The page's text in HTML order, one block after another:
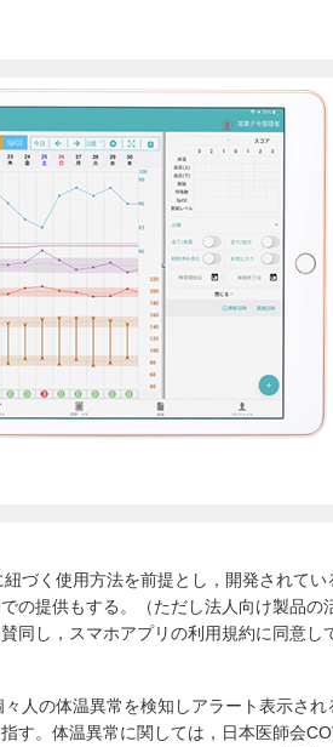
づく使用方法を前提とし，開発されてい
の提供もする。（ただし法人向け製品の
同し，スマホアプリの利用規約に同意し
人の体温異常を検知しアラート表示され
す。体温異常に関しては，日本医師会